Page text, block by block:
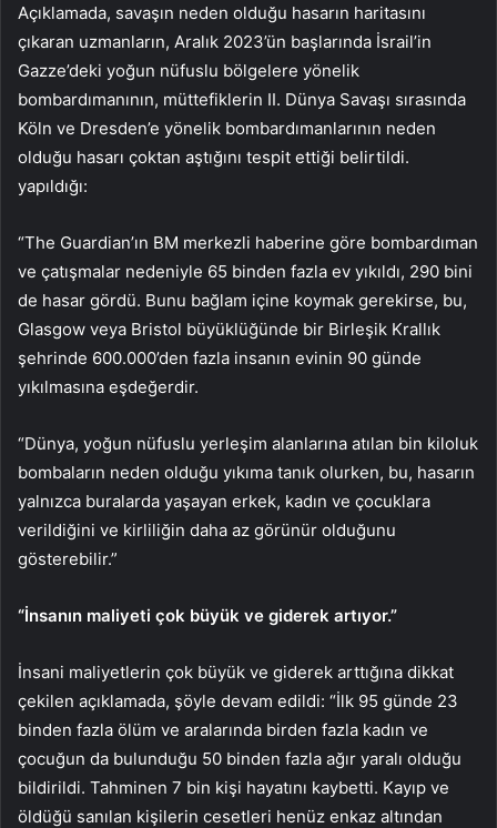
Açıklamada, savaşın neden olduğu hasarın haritasını
çıkaran uzmanların, Aralık 2023’ün başlarında İsrail’in
Gazze’deki yoğun nüfuslu bölgelere yönelik
bombardımanının, müttefiklerin II. Dünya Savaşı sırasında
Köln ve Dresden’e yönelik bombardımanlarının neden
olduğu hasarı çoktan aştığını tespit ettiği belirtildi.
yapıldığı:
“The Guardian’ın BM merkezli haberine göre bombardıman
ve çatışmalar nedeniyle 65 binden fazla ev yıkıldı, 290 bini
de hasar gördü. Bunu bağlam içine koymak gerekirse, bu,
Glasgow veya Bristol büyüklüğünde bir Birleşik Krallık
şehrinde 600.000’den fazla insanın evinin 90 günde
yıkılmasına eşdeğerdir.
“Dünya, yoğun nüfuslu yerleşim alanlarına atılan bin kiloluk
bombaların neden olduğu yıkıma tanık olurken, bu, hasarın
yalnızca buralarda yaşayan erkek, kadın ve çocuklara
verildiğini ve kirliliğin daha az görünür olduğunu
gösterebilir.”
“İnsanın maliyeti çok büyük ve giderek artıyor.”
İnsani maliyetlerin çok büyük ve giderek arttığına dikkat
çekilen açıklamada, şöyle devam edildi: “İlk 95 günde 23
binden fazla ölüm ve aralarında birden fazla kadın ve
çocuğun da bulunduğu 50 binden fazla ağır yaralı olduğu
bildirildi. Tahminen 7 bin kişi hayatını kaybetti. Kayıp ve
öldüğü sanılan kişilerin cesetleri henüz enkaz altından